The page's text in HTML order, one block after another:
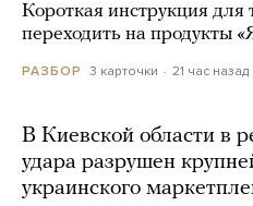
Короткая инструкция для
переходить на продукты
РАЗБОР 3 карточки 21 час назад
В Киевской области в
удара разрушен
украинского